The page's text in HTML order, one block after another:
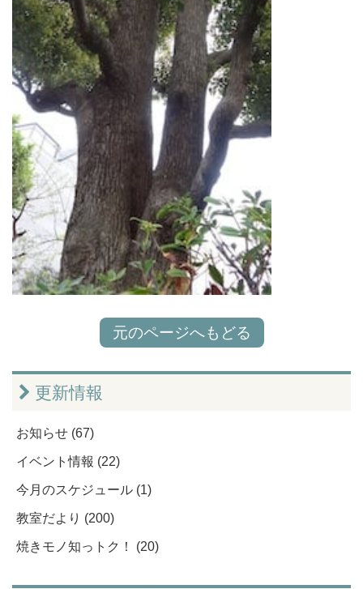
元のページへもどる
更新情報
お知らせ (67)
イベント情報 (22)
今月のスケジュール (1)
教室だより (200)
焼きモノ知っトク！ (20)